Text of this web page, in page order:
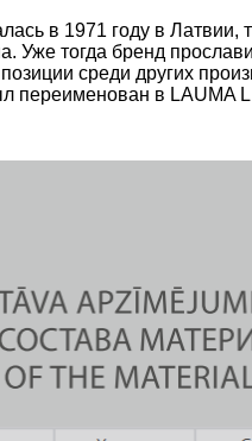
в 1971 году в
Уже тогда бренд
среди других
переименован в LAUMA